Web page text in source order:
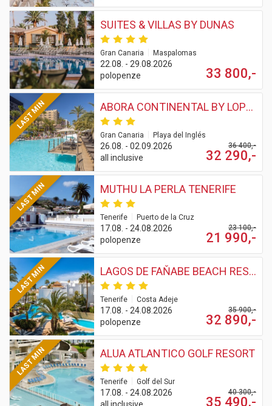
SUITES & VILLAS BY DUNAS
Gran Canaria Maspalomas
22.08. - 29.08.2026
polopenze
33 800,-
LAST MIN ABORA CONTINENTAL BY LOPESAN HOTELS
Gran Canaria Playa del Inglés
26.08. - 02.09.2026
all inclusive
36 400,-
32 290,-
LAST MIN MUTHU LA PERLA TENERIFE
Tenerife Puerto de la Cruz
17.08. - 24.08.2026
polopenze
23 100,-
21 990,-
LAST MIN LAGOS DE FAŇABE BEACH RESORT
Tenerife Costa Adeje
17.08. - 24.08.2026
polopenze
35 900,-
32 890,-
LAST MIN ALUA ATLANTICO GOLF RESORT
Tenerife Golf del Sur
17.08. - 24.08.2026
40 300,-
35 490,-